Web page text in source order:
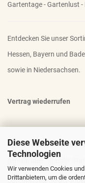
Diese Webseite
Technologien
Wir verwenden Cookies
Drittanbietern, um die
Gartentage - Gartenlust
Entdecken Sie unser
Hessen, Bayern und
sowie in Niedersachsen.
Vertrag wiederrufen
OTTO - DER FAMOSE
geniale Idee - stabiler
Durchmesser 30 bis